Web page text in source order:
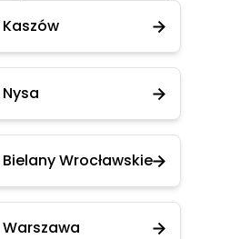
Kaszów
Wrocławskie
Warszawa